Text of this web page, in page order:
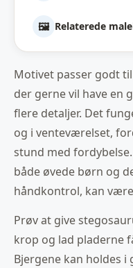
🖼️ Relaterede
Motivet passer godt
der gerne vil have en
flere detaljer. Det
og i venteværelset,
stund med
både øvede børn og
håndkontrol, kan
Prøv at give
krop og lad pladerne
Bjergene kan holdes i